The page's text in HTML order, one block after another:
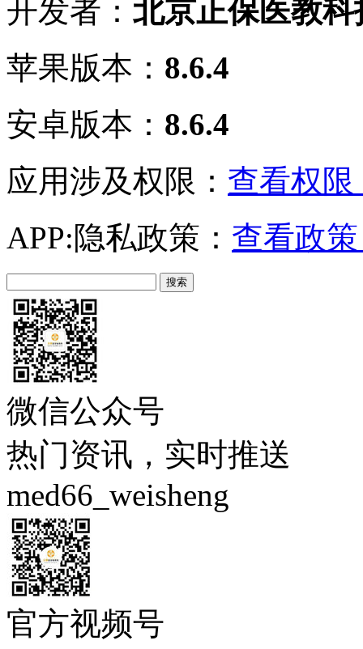
开发者： 北京正保医教
苹果版本： 8.6.4
安卓版本： 8.6.4
应用涉及权限： 查看权限
APP:隐私政策： 查看政
微信公众号
热门资讯，实时推送
med66_weisheng
官方视频号